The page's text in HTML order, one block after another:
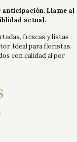
anticipación. Llame al
actual.
frescas y listas
Ideal para floristas,
con calidad al por